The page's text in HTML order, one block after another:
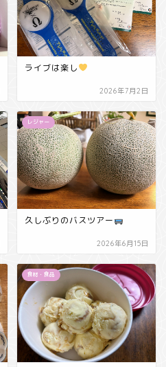
ライブは楽し
2026年7月2日
レジャー
久しぶりのバスツアー
2026年6月15日
食材・食品